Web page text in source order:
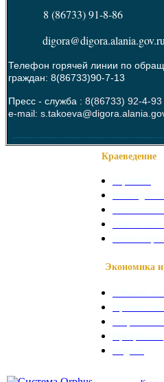
8 (86733) 91-8-86
digora@digora.alania.gov.ru
Телефон горячей линии по
граждан: 8(86733)90-7-13
Пресс - служба : 8(86733) 92-4-93
e-mail:
Краеведение
Экономика